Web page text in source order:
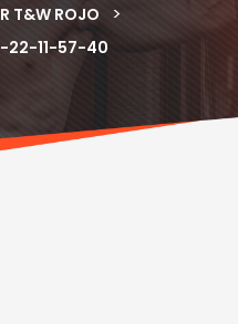
T&W ROJO >
22-11-57-40